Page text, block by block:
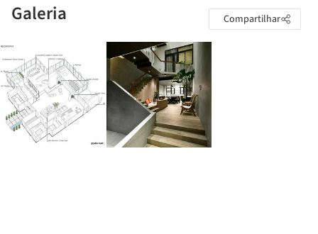
Galeria Compartilhar